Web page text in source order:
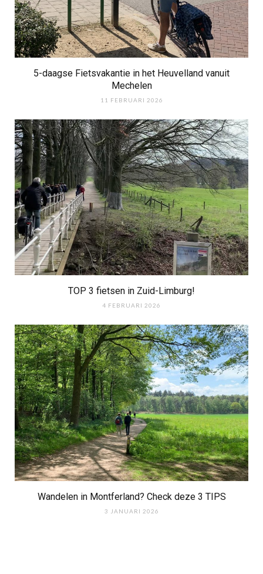
5-daagse Fietsvakantie in het Heuvelland vanuit
Mechelen
11 FEBRUARI 2026
TOP 3 fietsen in Zuid-Limburg!
4 FEBRUARI 2026
Wandelen in Montferland? Check deze 3 TIPS
3 JANUARI 2026